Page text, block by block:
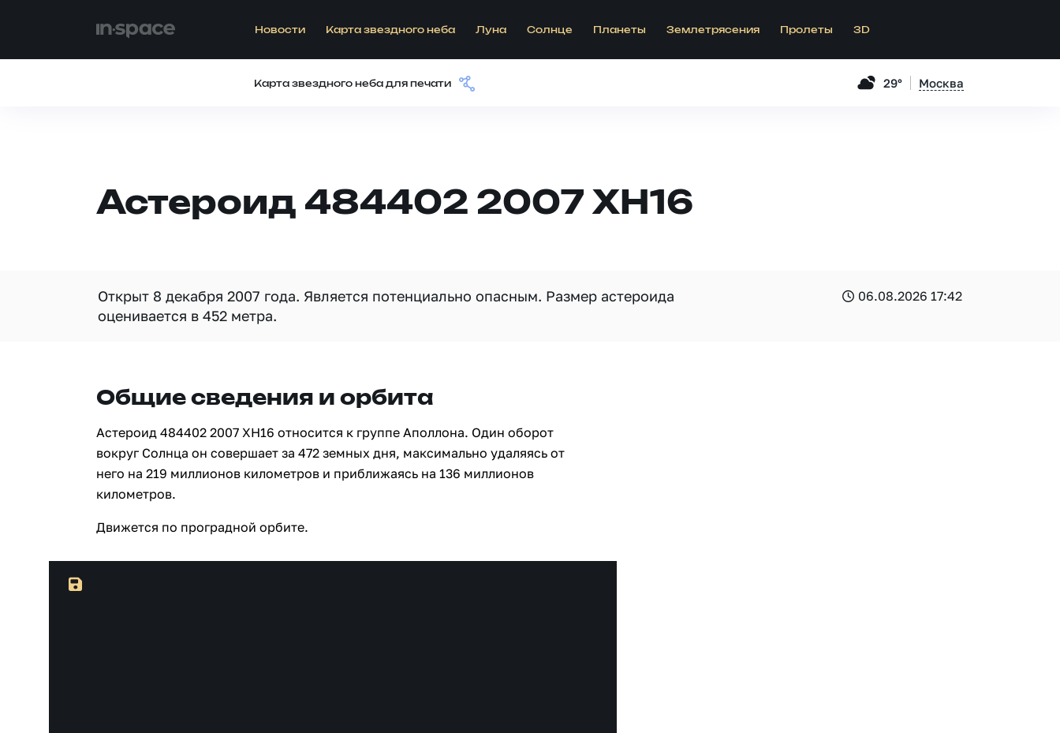
Новости Карта звездного неба Луна Солнце Планеты Землетрясения Пролеты 3D
Карта звездного неба для печати 29° Москва
Астероид 484402 2007 XH16
Открыт 8 декабря 2007 года. Является потенциально опасным. Размер астероида
оценивается в 452 метра.
06.08.2026 17:42
Общие сведения и орбита
Астероид 484402 2007 XH16 относится к группе Аполлона. Один оборот
вокруг Солнца он совершает за 472 земных дня, максимально удаляясь от
него на 219 миллионов километров и приближаясь на 136 миллионов
километров.
Движется по проградной орбите.